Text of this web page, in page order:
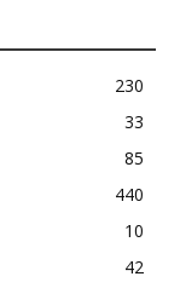
230
33
85
440
10
42